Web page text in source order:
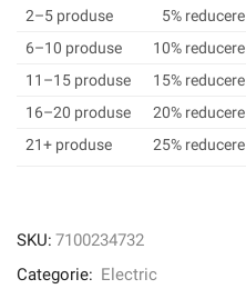
3000
HEADSHRINK
TUBING,
9,0/3,0
mm,
negru
2–5 produse
5% reducere
6–10 produse
10% reducere
11–15 produse
15% reducere
16–20 produse
20% reducere
21+ produse
25% reducere
SKU: 7100234732
Categorie: Electric